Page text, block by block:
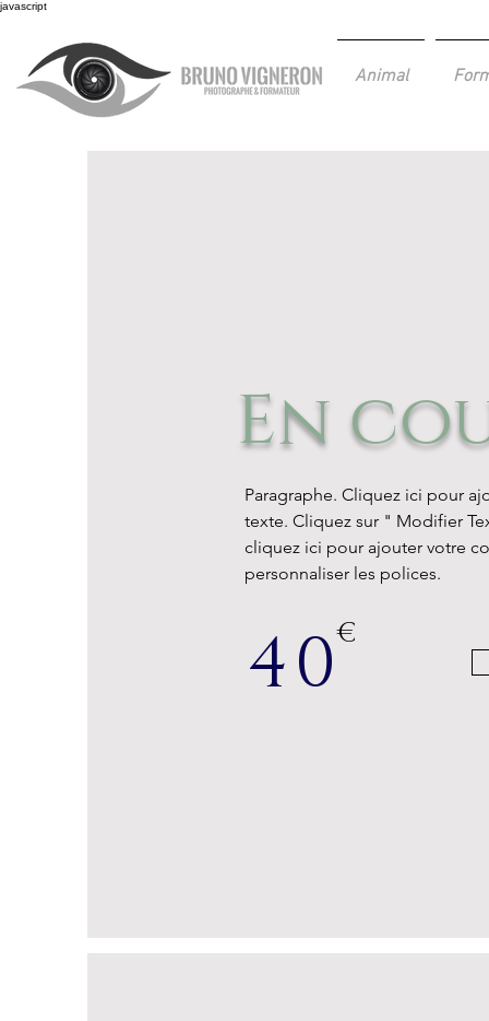
javascript
Animal
En
Paragraphe. Cliquez ici pour
texte. Cliquez sur " Modifier
cliquez ici pour ajouter votre
personnaliser les polices.
40€